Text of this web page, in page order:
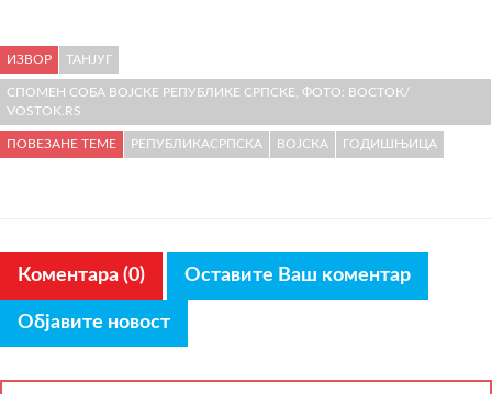
ИЗВОР ТАНЈУГ
СПОМЕН СОБА ВОЈСКЕ РЕПУБЛИКЕ СРПСКЕ, ФОТО: ВОСТОК/
VOSTOK.RS
ПОВЕЗАНЕ ТЕМЕ РЕПУБЛИКАСРПСКА ВОЈСКА ГОДИШЊИЦА
Коментара (0) Оставите Ваш коментар
Објавите новост